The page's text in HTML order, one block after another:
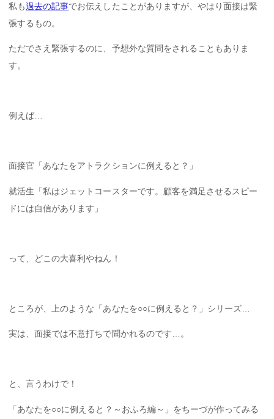
私も過去の記事でお伝えしたことがありますが、やはり面接は緊
張するもの。
ただでさえ緊張するのに、予想外な質問をされることもありま
す。
例えば…
面接官「あなたをアトラクションに例えると？」
就活生「私はジェットコースターです。顧客を満足させるスピー
ドには自信があります」
って、どこの大喜利やねん！
ところが、上のような「あなたを○○に例えると？」シリーズ…
実は、面接では不意打ちで聞かれるのです…。
と、言うわけで！
「あなたを○○に例えると？～おふろ編～」をちーづが作ってみる